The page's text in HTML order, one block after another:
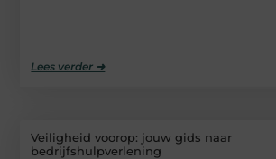
Lees verder ➜
Veiligheid voorop: jouw gids naar
bedrijfshulpverlening